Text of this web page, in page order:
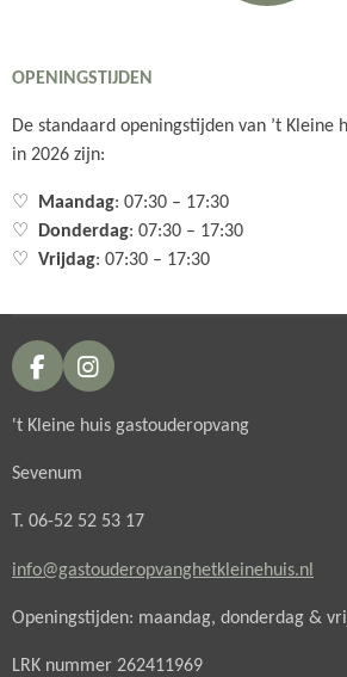
OPENINGSTIJDEN
De standaard openingstijden van ’t Kleine
in 2026 zijn:
♡ Maandag: 07:30 – 17:30
♡ Donderdag: 07:30 – 17:30
♡ Vrijdag: 07:30 – 17:30
F
a
c
b
o
I
n
s
r
't Kleine huis gastouderopvang
Sevenum
T. 06-52 52 53 17
info@gastouderopvanghetkleinehuis.nl
Openingstijden: maandag, donderdag &
LRK nummer 262411969